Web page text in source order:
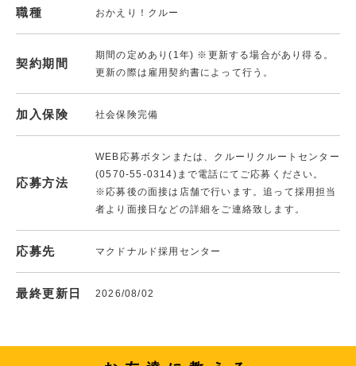
職種 おかえり！クルー
契約期間
期間の定めあり(1年) ※更新する場合があり得る。
更新の際は雇用契約書によって行う。
加入保険 社会保険完備
応募方法
WEB応募ボタンまたは、クルーリクルートセンター
(0570-55-0314)まで電話にてご応募ください。
※応募後の面接は店舗で行います。追って採用担当
者より面接日などの詳細をご連絡致します。
応募先 マクドナルド採用センター
最終更新日 2026/08/02